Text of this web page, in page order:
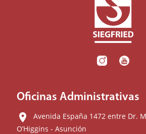
Oficinas Administrativas
location_on
Avenida España 1472 entre Dr.
O’Higgins - Asunción